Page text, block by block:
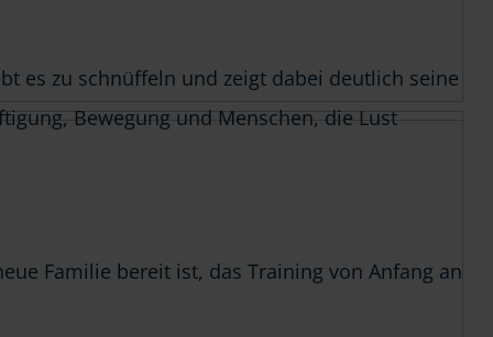
es zu schnüffeln und zeigt dabei deutlich seine
Bewegung und Menschen, die Lust
Familie bereit ist, das Training von Anfang an